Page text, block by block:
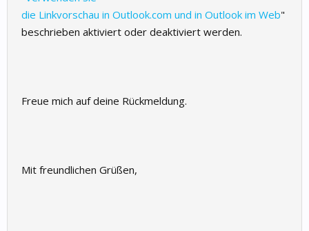
die Linkvorschau in Outlook.com und in Outlook im Web"
beschrieben aktiviert oder deaktiviert werden.
Freue mich auf deine Rückmeldung.
Mit freundlichen Grüßen,